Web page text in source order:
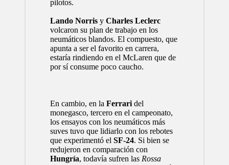
pilotos.
Lando Norrisy Charles Leclerc
volcaron su plan de trabajo en los
neumáticos blandos. El compuesto, que
apunta a ser el favorito en carrera,
estaría rindiendo en el McLaren que de
por sí consume poco caucho.
En cambio, en la Ferraridel
monegasco, tercero en el campeonato,
los ensayos con los neumáticos más
suves tuvo que lidiarlo con los rebotes
que experimentó el SF-24. Si bien se
redujeron en comparación con
Hungría, todavía sufren las Rossa